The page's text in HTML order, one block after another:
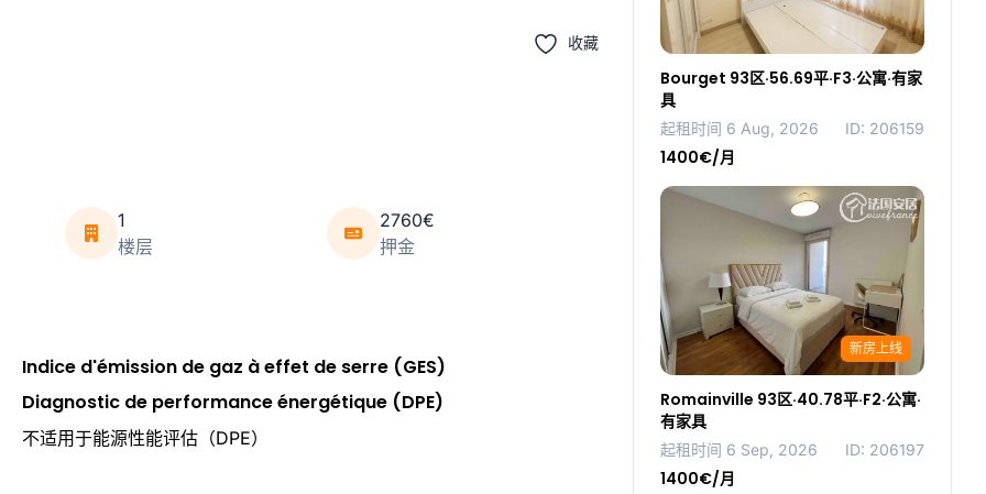
收藏
1
楼层
2760€
押金
Indice d'émission de gaz à effet de serre (GES)
Diagnostic de performance énergétique (DPE)
不适用于能源性能评估（DPE）
Bourget 93区·56.69平·F3·公寓·有家
具
起租时间 6 Aug, 2026 ID: 206159
1400€/月
新房上线
Romainville 93区·40.78平·F2·公寓·
有家具
起租时间 6 Sep, 2026 ID: 206197
1400€/月